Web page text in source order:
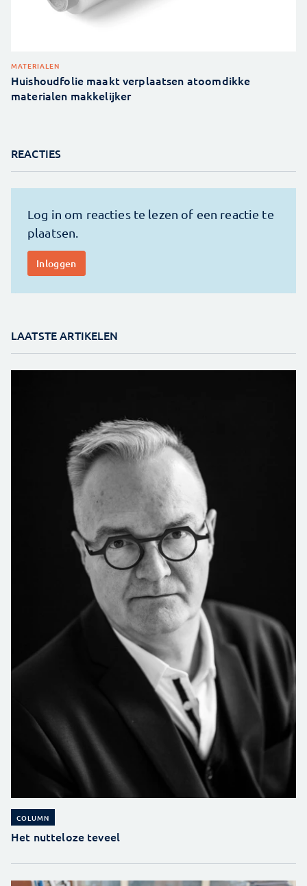
MATERIALEN
Huishoudfolie maakt verplaatsen atoomdikke
materialen makkelijker
REACTIES
LAATSTE ARTIKELEN
COLUMN
Het nutteloze teveel